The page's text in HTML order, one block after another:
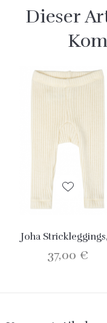
Dieser
Joha
37,00 €